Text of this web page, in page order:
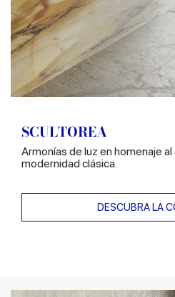
SCULTOREA
Armonías de luz en homenaje
modernidad clásica.
DESCUBRA LA